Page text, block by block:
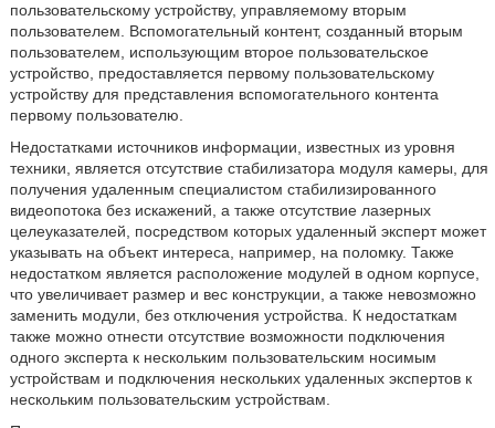
пользовательскому устройству, управляемому вторым
пользователем. Вспомогательный контент, созданный вторым
пользователем, использующим второе пользовательское
устройство, предоставляется первому пользовательскому
устройству для представления вспомогательного контента
первому пользователю.
Недостатками источников информации, известных из уровня
техники, является отсутствие стабилизатора модуля камеры, для
получения удаленным специалистом стабилизированного
видеопотока без искажений, а также отсутствие лазерных
целеуказателей, посредством которых удаленный эксперт может
указывать на объект интереса, например, на поломку. Также
недостатком является расположение модулей в одном корпусе,
что увеличивает размер и вес конструкции, а также невозможно
заменить модули, без отключения устройства. К недостаткам
также можно отнести отсутствие возможности подключения
одного эксперта к нескольким пользовательским носимым
устройствам и подключения нескольких удаленных экспертов к
нескольким пользовательским устройствам.